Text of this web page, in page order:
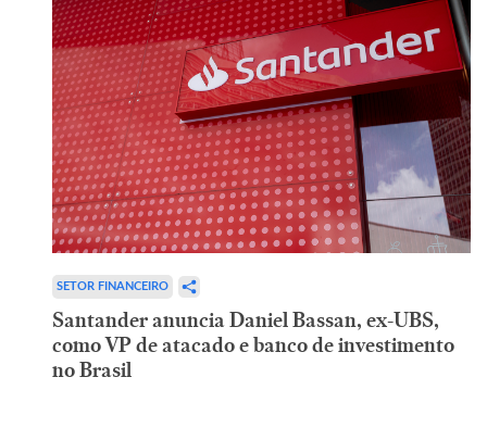
SETOR FINANCEIRO
Santander anuncia Daniel Bassan, ex-UBS,
como VP de atacado e banco de investimento
no Brasil